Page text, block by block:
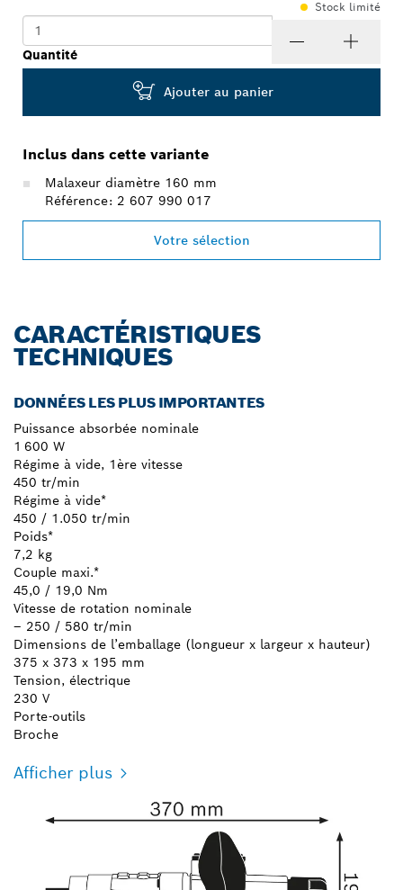
Stock limité
Quantité
Ajouter au panier
Inclus dans cette variante
Malaxeur diamètre 160 mm
Référence: 2 607 990 017
Votre sélection
CARACTÉRISTIQUES
TECHNIQUES
DONNÉES LES PLUS IMPORTANTES
Puissance absorbée nominale
1 600 W
Régime à vide, 1ère vitesse
450 tr/min
Régime à vide*
450 / 1.050 tr/min
Poids*
7,2 kg
Couple maxi.*
45,0 / 19,0 Nm
Vitesse de rotation nominale
– 250 / 580 tr/min
Dimensions de l’emballage (longueur x largeur x hauteur)
375 x 373 x 195 mm
Tension, électrique
230 V
Porte-outils
Broche
Afficher plus